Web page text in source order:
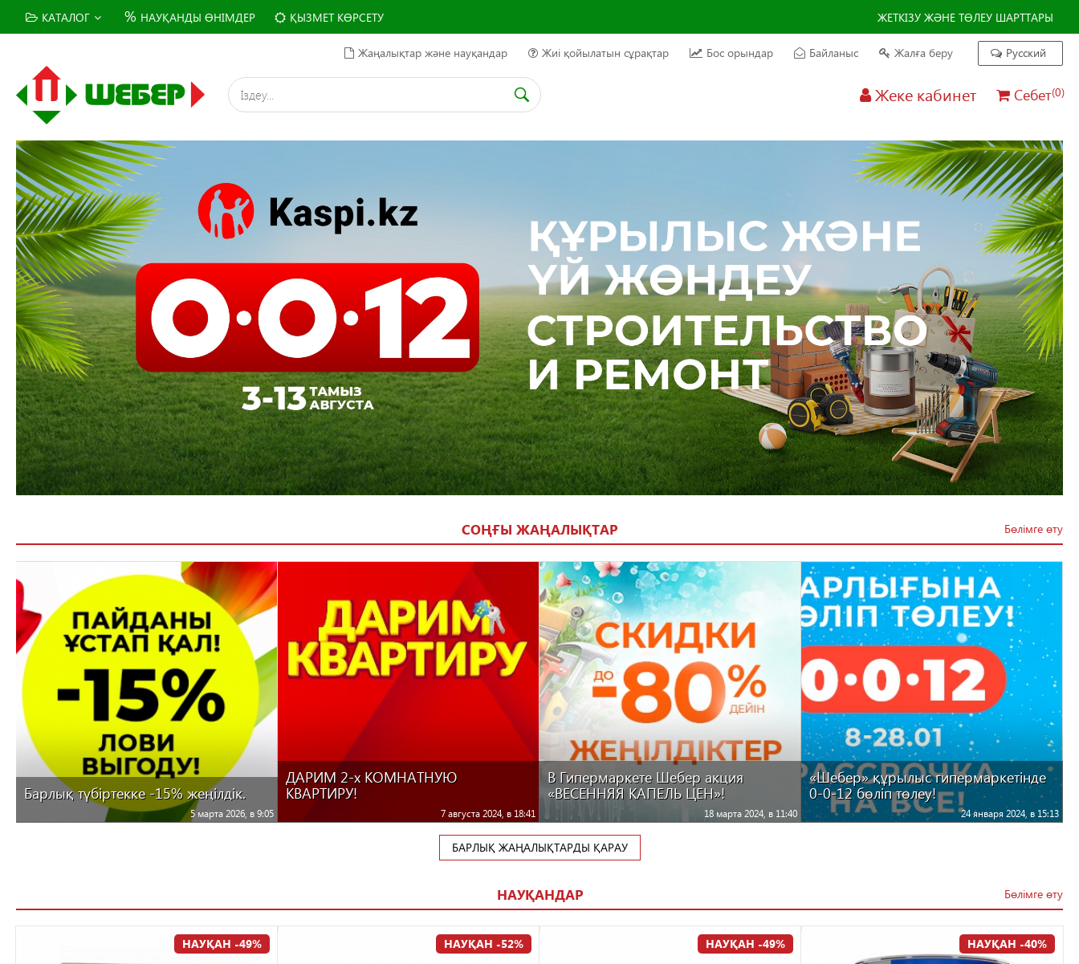
КАТАЛОГ % НАУҚАНДЫ ӨНІМДЕР ҚЫЗМЕТ КӨРСЕТУ ЖЕТКІЗУ ЖӘНЕ ТӨЛЕУ ШАРТТАРЫ
Жеке кабинет Себет(0)
Жаңалықтар және науқандар Жиі қойылатын сұрақтар Бос орындар Байланыс Жалға беру Русский
СОҢҒЫ ЖАҢАЛЫҚТАР Бөлімге өту
Барлық түбіртекке -15% жеңілдік.
5 марта 2026, в 9:05
ДАРИМ 2-х КОМНАТНУЮ
КВАРТИРУ!
7 августа 2024, в 18:41
В Гипермаркете Шебер акция
«ВЕСЕННЯЯ КАПЕЛЬ ЦЕН»!
18 марта 2024, в 11:40
«Шебер» құрылыс гипермаркетінде
0-0-12 бөліп төлеу!
24 января 2024, в 15:13
БАРЛЫҚ ЖАҢАЛЫҚТАРДЫ ҚАРАУ
НАУҚАНДАР Бөлімге өту
НАУҚАН -49% НАУҚАН -52% НАУҚАН -49% НАУҚАН -40%